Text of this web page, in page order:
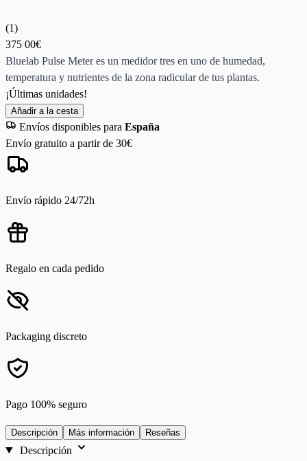
(1)
375 00€
Bluelab Pulse Meter es un medidor tres en uno de humedad,
temperatura y nutrientes de la zona radicular de tus plantas.
¡Últimas unidades!
Añadir a la cesta
Envíos disponibles para España
Envío gratuito a partir de 30€
Envío rápido 24/72h
Regalo en cada pedido
Packaging discreto
Pago 100% seguro
Descripción Más información Reseñas
Descripción